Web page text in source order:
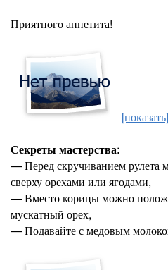
Приятного аппетита!
[показать]
Секреты мастерства:
— Перед скручиванием рулета
сверху орехами или ягодами,
— Вместо корицы можно
мускатный орех,
— Подавайте с медовым